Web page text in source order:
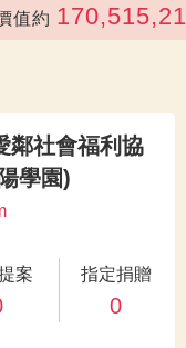
約
鄰社會福利協
學園)
案 指定捐贈
0